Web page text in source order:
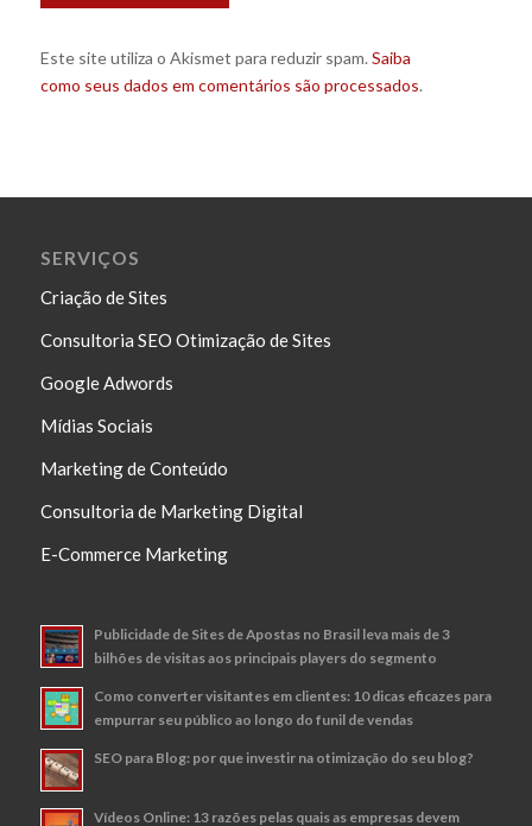
Este site utiliza o Akismet para reduzir spam. Saiba
como seus dados em comentários são processados.
SERVIÇOS
Criação de Sites
Consultoria SEO Otimização de Sites
Google Adwords
Mídias Sociais
Marketing de Conteúdo
Consultoria de Marketing Digital
E-Commerce Marketing
Publicidade de Sites de Apostas no Brasil leva mais de 3
bilhões de visitas aos principais players do segmento
Como converter visitantes em clientes: 10 dicas eficazes para
empurrar seu público ao longo do funil de vendas
SEO para Blog: por que investir na otimização do seu blog?
Vídeos Online: 13 razões pelas quais as empresas devem